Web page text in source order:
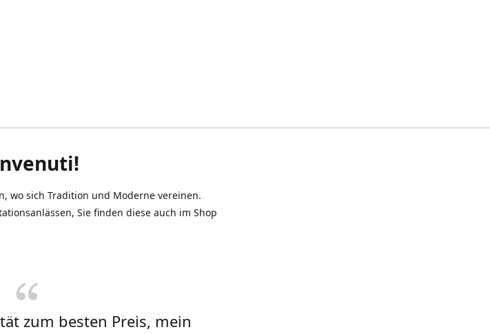
wo sich Tradition und Moderne vereinen.
Sie finden diese auch im Shop
zum besten Preis, mein